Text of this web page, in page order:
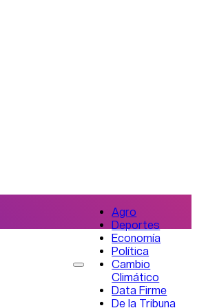
Agro
Deportes
Economía
Política
Cambio
Climático
Data Firme
De la Tribuna